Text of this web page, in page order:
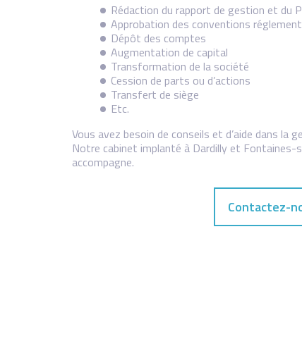
Rédaction du rapport de gestion et du
Approbation des conventions
Dépôt des comptes
Augmentation de capital
Transformation de la société
Cession de parts ou d’actions
Transfert de siège
Etc.
Vous avez besoin de conseils et d’aide dans la
Notre cabinet implanté à Dardilly et Fontaines-
accompagne.
Contactez-